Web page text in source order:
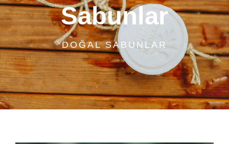
Sabunlar
DOĞAL SABUNLAR